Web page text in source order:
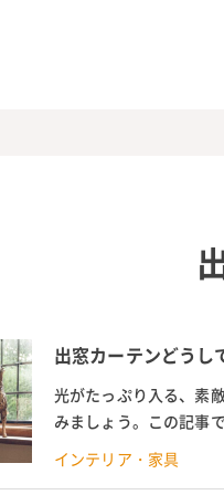
出窓カーテンどうし
光がたっぷり入る、素
みましょう。この記事
方を解説。便利な遮光
インテリア・家具